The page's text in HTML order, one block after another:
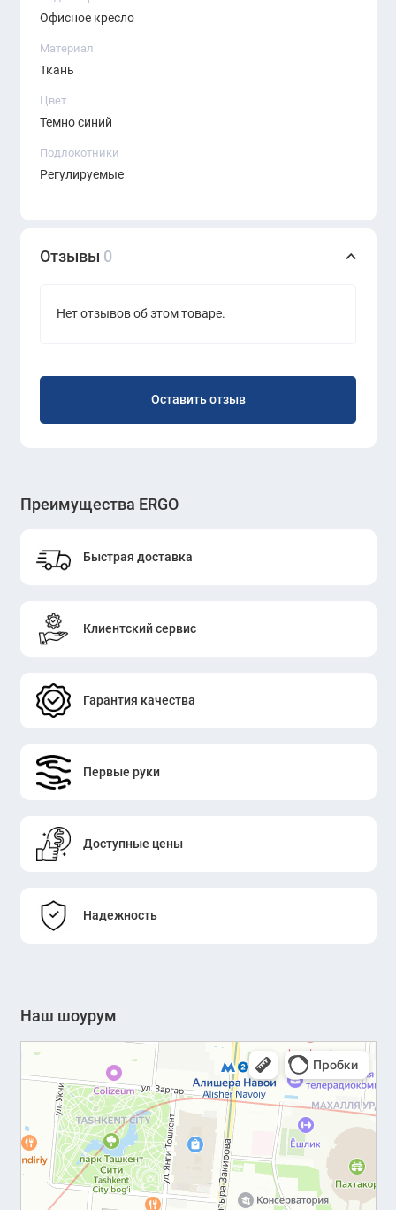
Офисное кресло
Материал
Ткань
Цвет
Темно синий
Подлокотники
Регулируемые
Отзывы 0
Нет отзывов об этом товаре.
Оставить отзыв
Преимущества ERGO
Быстрая доставка
Клиентский сервис
Гарантия качества
Первые руки
Доступные цены
Надежность
Наш шоурум